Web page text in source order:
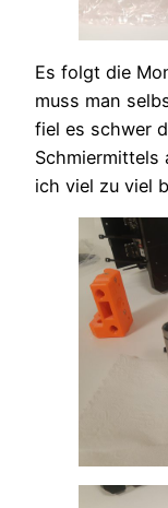
Es folgt die
muss man
fiel es schwer
Schmiermittels
ich viel zu viel